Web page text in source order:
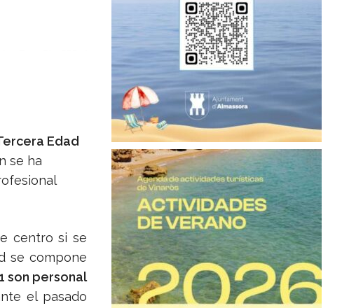
Edad
se ha
centro si se
se compone
son personal
el pasado